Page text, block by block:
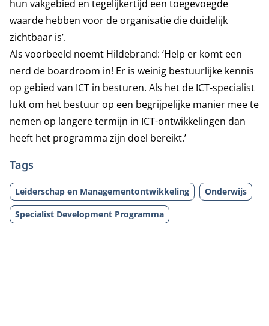
hun vakgebied en tegelijkertijd een toegevoegde
waarde hebben voor de organisatie die duidelijk
zichtbaar is’.
Als voorbeeld noemt Hildebrand: ‘Help er komt een
nerd de boardroom in! Er is weinig bestuurlijke kennis
op gebied van ICT in besturen. Als het de ICT-specialist
lukt om het bestuur op een begrijpelijke manier mee te
nemen op langere termijn in ICT-ontwikkelingen dan
heeft het programma zijn doel bereikt.’
Tags
Leiderschap en Managementontwikkeling
Onderwijs
Specialist Development Programma